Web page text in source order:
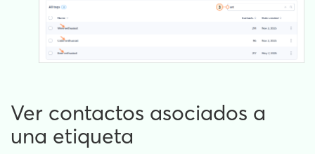
Ver contactos asociados a
una etiqueta